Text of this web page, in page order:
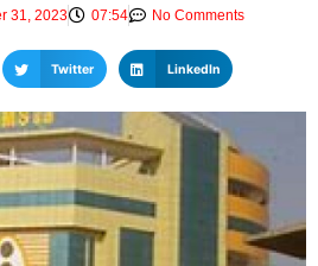
31, 2023 07:54 No Comments
Twitter LinkedIn